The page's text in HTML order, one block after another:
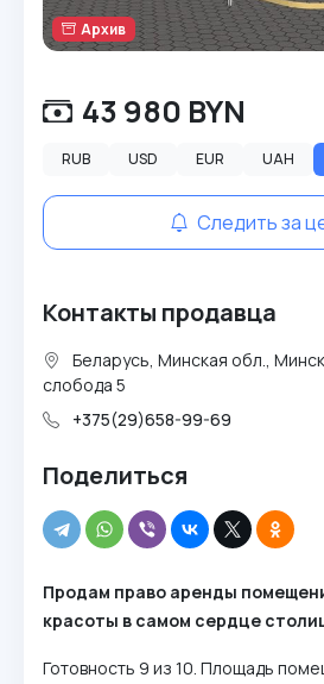
Архив
43 980 BYN
RUB USD EUR UAH
Следить за
Контакты продавца
Беларусь, Минская обл.,
слобода 5
+375(29)658-99-69
Поделиться
Продам право аренды
красоты в самом сердце
Готовность 9 из 10. Площадь